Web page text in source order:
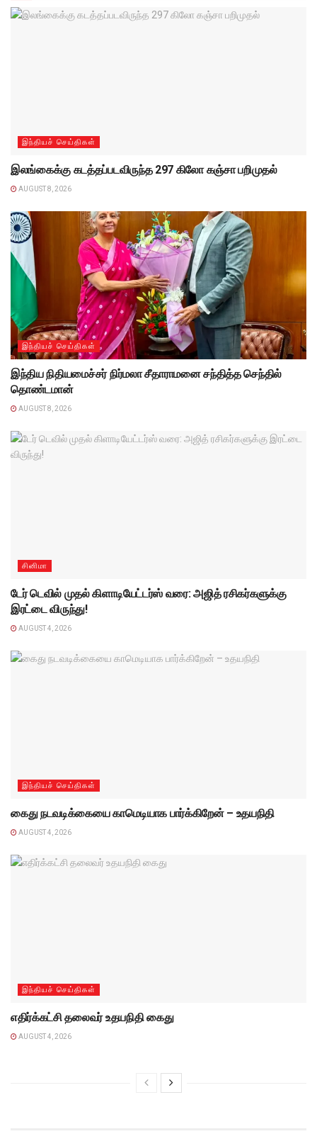
இந்தியச் செய்திகள்
இலங்கைக்கு கடத்தப்படவிருந்த 297 கிலோ கஞ்சா பறிமுதல்
AUGUST 8, 2026
இந்தியச் செய்திகள்
இந்திய நிதியமைச்சர் நிர்மலா சீதாராமனை சந்தித்த செந்தில்
தொண்டமான்
AUGUST 8, 2026
சினிமா
டேர் டெவில் முதல் கிளாடியேட்டர்ஸ் வரை: அஜித் ரசிகர்களுக்கு
இரட்டை விருந்து!
AUGUST 4, 2026
இந்தியச் செய்திகள்
கைது நடவடிக்கையை காமெடியாக பார்க்கிறேன் – உதயநிதி
AUGUST 4, 2026
இந்தியச் செய்திகள்
எதிர்க்கட்சி தலைவர் உதயநிதி கைது
AUGUST 4, 2026